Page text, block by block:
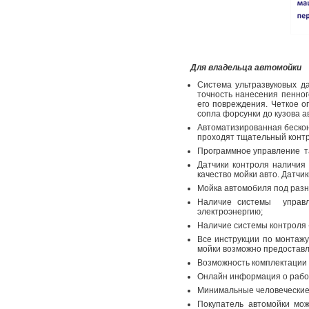
Для владельца автомойки
Система ультразвуковых
точность нанесения
его повреждения. Четкое
сопла форсунки до кузова
Автоматизированная
проходят тщательный
Программное управление
Датчики контроля
качество мойки авто.
Мойка автомобиля под
Наличие системы
электроэнергию;
Наличие системы
Все инструкции по
мойки возможно
Возможность
Онлайн информация о
Минимальные
Покупатель автомойки